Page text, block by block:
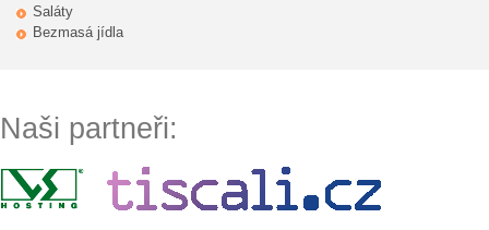
Saláty
Bezmasá jídla
Naši partneři: